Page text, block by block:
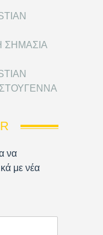
ΣΗΜΑΣΙΑ
να
με νέα